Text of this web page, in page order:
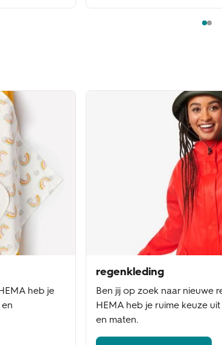
heb je
regenkleding
Ben jij op zoek naar nieuwe
HEMA heb je ruime keuze
en maten.